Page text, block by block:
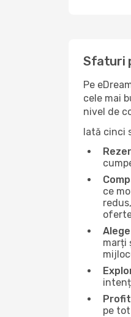
Sfaturi
Pe
cele mai
nivel de
Iată cinci
ce
marți
pe